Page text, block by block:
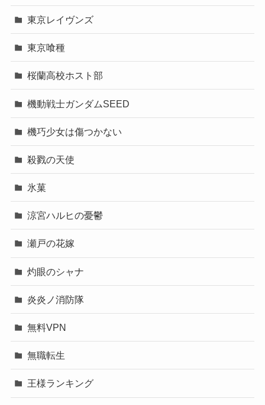
東京レイヴンズ
東京喰種
桜蘭高校ホスト部
機動戦士ガンダムSEED
機巧少女は傷つかない
殺戮の天使
氷菓
涼宮ハルヒの憂鬱
瀬戸の花嫁
灼眼のシャナ
炎炎ノ消防隊
無料VPN
無職転生
王様ランキング